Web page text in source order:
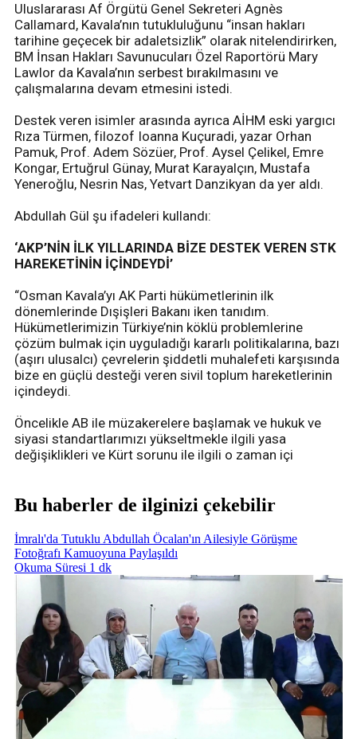
Uluslararası Af Örgütü Genel Sekreteri Agnès
Callamard, Kavala’nın tutukluluğunu “insan hakları
tarihine geçecek bir adaletsizlik” olarak nitelendirirken,
BM İnsan Hakları Savunucuları Özel Raportörü Mary
Lawlor da Kavala’nın serbest bırakılmasını ve
çalışmalarına devam etmesini istedi.
Destek veren isimler arasında ayrıca AİHM eski yargıcı
Rıza Türmen, filozof Ioanna Kuçuradi, yazar Orhan
Pamuk, Prof. Adem Sözüer, Prof. Aysel Çelikel, Emre
Kongar, Ertuğrul Günay, Murat Karayalçın, Mustafa
Yeneroğlu, Nesrin Nas, Yetvart Danzikyan da yer aldı.
Abdullah Gül şu ifadeleri kullandı:
‘AKP’NİN İLK YILLARINDA BİZE DESTEK VEREN STK
HAREKETİNİN İÇİNDEYDİ’
“Osman Kavala’yı AK Parti hükümetlerinin ilk
dönemlerinde Dışişleri Bakanı iken tanıdım.
Hükümetlerimizin Türkiye’nin köklü problemlerine
çözüm bulmak için uyguladığı kararlı politikalarına, bazı
(aşırı ulusalcı) çevrelerin şiddetli muhalefeti karşısında
bize en güçlü desteği veren sivil toplum hareketlerinin
içindeydi.
Öncelikle AB ile müzakerelere başlamak ve hukuk ve
siyasi standartlarımızı yükseltmekle ilgili yasa
değişiklikleri ve Kürt sorunu ile ilgili o zaman içi
Bu haberler de ilginizi çekebilir
İmralı'da Tutuklu Abdullah Öcalan'ın Ailesiyle Görüşme
Fotoğrafı Kamuoyuna Paylaşıldı
Okuma Süresi 1 dk